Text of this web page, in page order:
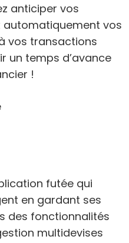
anticiper vos
automatiquement vos
vos transactions
un temps d’avance
!
futée qui
en gardant ses
des fonctionnalités
multidevises